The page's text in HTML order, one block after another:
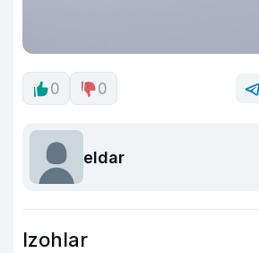
0 0
eldar
Izohlar